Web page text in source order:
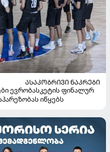
ᲐᲡᲐᲙᲝᲑᲠᲘᲕᲘ ᲜᲐᲙᲠᲔᲑᲘ
ევრობასკეტის ფინალურ
იწყებს